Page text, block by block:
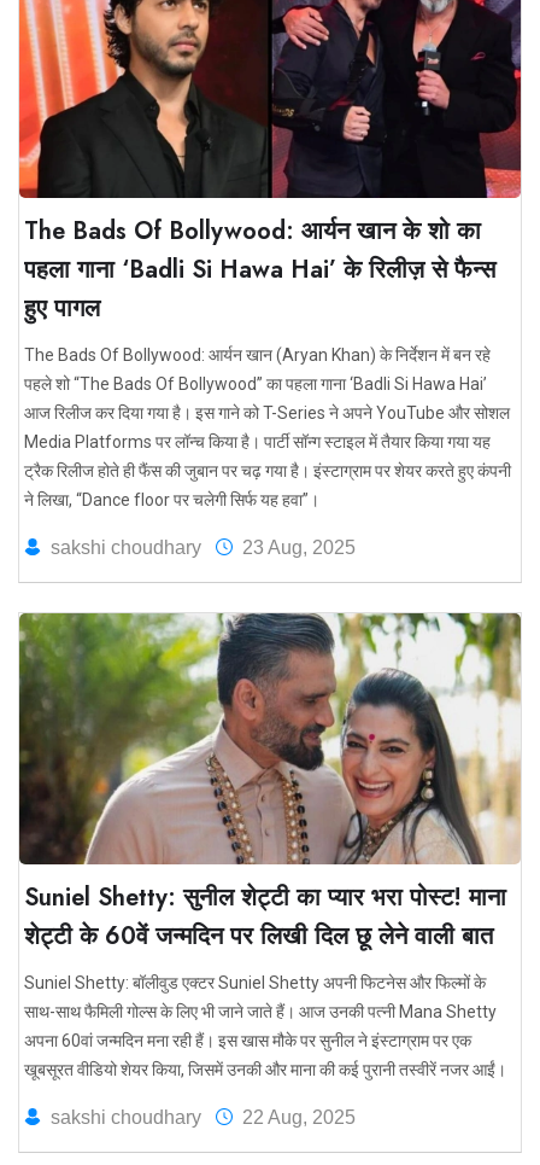
The Bads Of Bollywood: आर्यन खान के शो का
पहला गाना ‘Badli Si Hawa Hai’ के रिलीज़ से फैन्स
हुए पागल
The Bads Of Bollywood: आर्यन खान (Aryan Khan) के निर्देशन में बन रहे
पहले शो “The Bads Of Bollywood” का पहला गाना ‘Badli Si Hawa Hai’
आज रिलीज कर दिया गया है। इस गाने को T-Series ने अपने YouTube और सोशल
Media Platforms पर लॉन्च किया है। पार्टी सॉन्ग स्टाइल में तैयार किया गया यह
ट्रैक रिलीज होते ही फैंस की जुबान पर चढ़ गया है। इंस्टाग्राम पर शेयर करते हुए कंपनी
ने लिखा, “Dance floor पर चलेगी सिर्फ यह हवा”।
sakshi choudhary 23 Aug, 2025
Suniel Shetty: सुनील शेट्टी का प्यार भरा पोस्ट! माना
शेट्टी के 60वें जन्मदिन पर लिखी दिल छू लेने वाली बात
Suniel Shetty: बॉलीवुड एक्टर Suniel Shetty अपनी फिटनेस और फिल्मों के
साथ-साथ फैमिली गोल्स के लिए भी जाने जाते हैं। आज उनकी पत्नी Mana Shetty
अपना 60वां जन्मदिन मना रही हैं। इस खास मौके पर सुनील ने इंस्टाग्राम पर एक
खूबसूरत वीडियो शेयर किया, जिसमें उनकी और माना की कई पुरानी तस्वीरें नजर आईं।
sakshi choudhary 22 Aug, 2025